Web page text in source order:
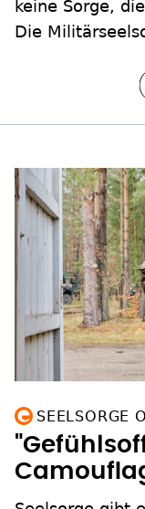
keine Sorge,
Die
SEELSORGE